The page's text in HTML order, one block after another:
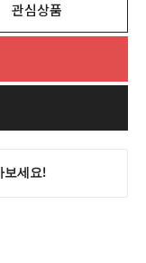
관심상품